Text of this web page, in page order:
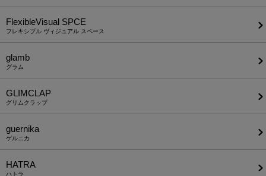
FlexibleVisual SPCE
フレキシブル ヴィジュアル スペース
glamb
グラム
GLIMCLAP
グリムクラップ
guernika
ゲルニカ
HATRA
ハトラ